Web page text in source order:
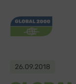
26.09.2018